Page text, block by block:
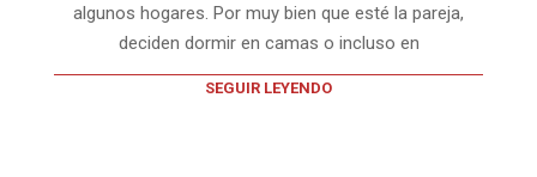
algunos hogares. Por muy bien que esté la pareja,
deciden dormir en camas o incluso en
SEGUIR LEYENDO